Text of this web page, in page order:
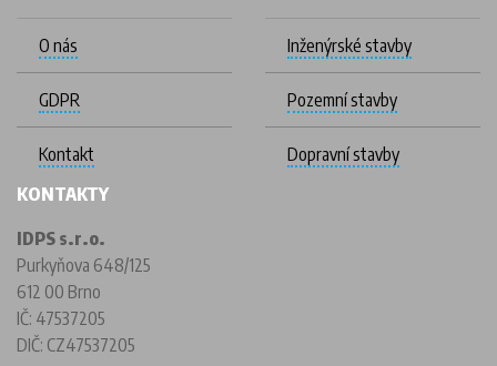
O nás
GDPR
Kontakt
Inženýrské stavby
Pozemní stavby
Dopravní stavby
KONTAKTY
IDPS s.r.o.
Purkyňova 648/125
612 00 Brno
IČ: 47537205
DIČ: CZ47537205